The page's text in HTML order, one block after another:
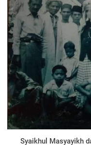
Syaikhul Masyayikh